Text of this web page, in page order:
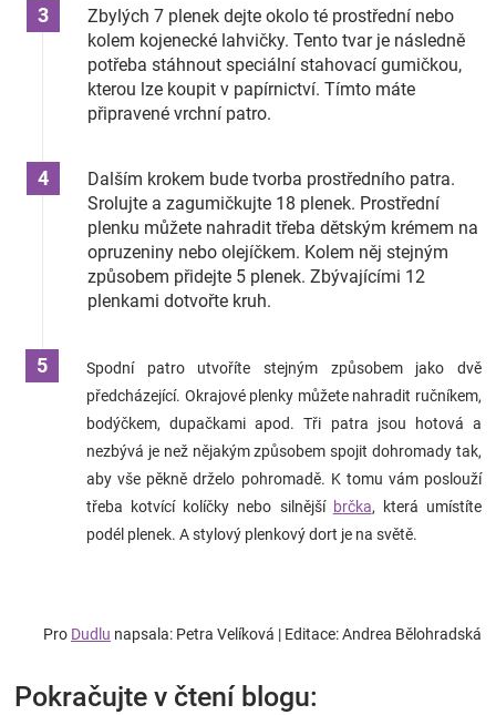
Zbylých 7 plenek dejte okolo té prostřední nebo
kolem kojenecké lahvičky. Tento tvar je následně
potřeba stáhnout speciální stahovací gumičkou,
kterou lze koupit v papírnictví. Tímto máte
připravené vrchní patro.
Dalším krokem bude tvorba prostředního patra.
Srolujte a zagumičkujte 18 plenek. Prostřední
plenku můžete nahradit třeba dětským krémem na
opruzeniny nebo olejíčkem. Kolem něj stejným
způsobem přidejte 5 plenek. Zbývajícími 12
plenkami dotvořte kruh.
Spodní patro utvoříte stejným způsobem jako dvě
předcházející. Okrajové plenky můžete nahradit ručníkem,
bodýčkem, dupačkami apod. Tři patra jsou hotová a
nezbývá je než nějakým způsobem spojit dohromady tak,
aby vše pěkně drželo pohromadě. K tomu vám poslouží
třeba kotvící kolíčky nebo silnější brčka, která umístíte
podél plenek. A stylový plenkový dort je na světě.
Pro Dudlu napsala: Petra Velíková | Editace: Andrea Bělohradská
Pokračujte v čtení blogu: